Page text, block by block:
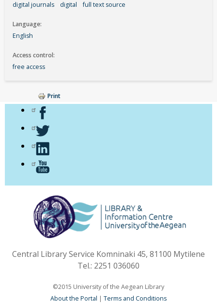
digital journals
digital full text source
Language
English
Access control
free access
Print
Central Library Service Komninaki 45, 81100 Mytilene
Tel.: 2251 036060
©2015 University of the Aegean Library
About the Portal | Terms and Conditions